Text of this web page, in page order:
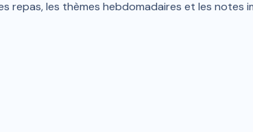
repas, les thèmes hebdomadaires et les